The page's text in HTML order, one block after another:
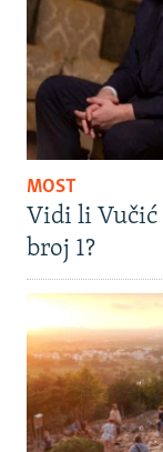
MOST
Vidi li
broj 1?